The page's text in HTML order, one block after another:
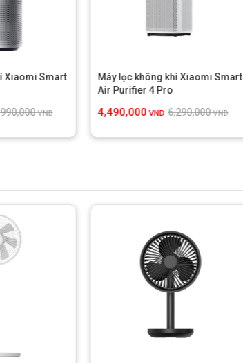
Xiaomi Smart
VND
Máy lọc không khí Xiaomi Smart
Air Purifier 4 Pro
4,490,000 VND 6,290,000 VND